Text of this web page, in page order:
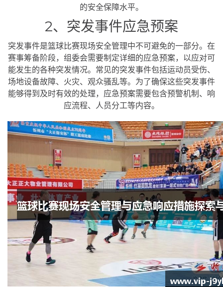
的安全保障水平。
2、突发事件应急预案
突发事件是篮球比赛现场安全管理中不可避免的一部分。在
赛事筹备阶段，组委会需要制定详细的应急预案，以应对可
能发生的各种突发情况。常见的突发事件包括运动员受伤、
场地设备故障、火灾、观众骚乱等。为了确保这些突发事件
能够得到及时有效的处理，应急预案需要包含预警机制、响
应流程、人员分工等内容。